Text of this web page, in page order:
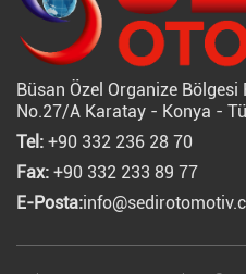
Büsan Özel Organize
No.27/A Karatay - Konya -
Tel: +90 332 236 28 70
Fax: +90 332 233 89 77
E-Posta: